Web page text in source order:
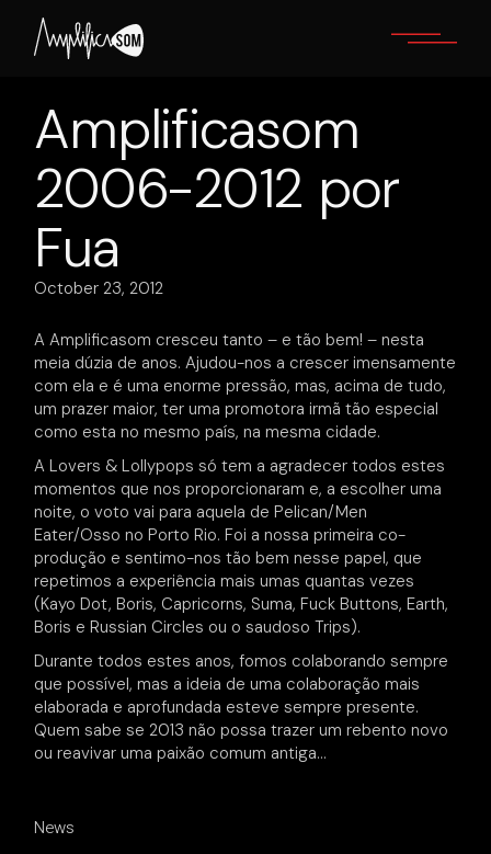
content
Amplificasom
2006-2012 por
Fua
October 23, 2012
A Amplificasom cresceu tanto – e tão bem! – nesta
meia dúzia de anos. Ajudou-nos a crescer imensamente
com ela e é uma enorme pressão, mas, acima de tudo,
um prazer maior, ter uma promotora irmã tão especial
como esta no mesmo país, na mesma cidade.
A Lovers & Lollypops só tem a agradecer todos estes
momentos que nos proporcionaram e, a escolher uma
noite, o voto vai para aquela de Pelican/Men
Eater/Osso no Porto Rio. Foi a nossa primeira co-
produção e sentimo-nos tão bem nesse papel, que
repetimos a experiência mais umas quantas vezes
(Kayo Dot, Boris, Capricorns, Suma, Fuck Buttons, Earth,
Boris e Russian Circles ou o saudoso Trips).
Durante todos estes anos, fomos colaborando sempre
que possível, mas a ideia de uma colaboração mais
elaborada e aprofundada esteve sempre presente.
Quem sabe se 2013 não possa trazer um rebento novo
ou reavivar uma paixão comum antiga…
News